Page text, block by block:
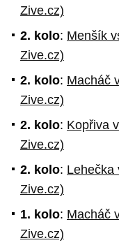
Zive.cz)
2. kolo: Menšík
Zive.cz)
2. kolo: Macháč
Zive.cz)
2. kolo: Kopřiva
Zive.cz)
2. kolo: Lehečka
Zive.cz)
1. kolo: Macháč
Zive.cz)